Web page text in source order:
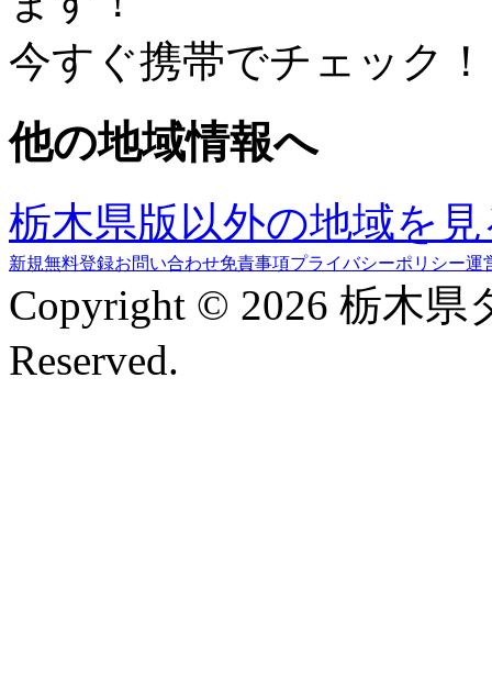
今すぐ携帯でチェック！
他の地域情報へ
栃木県版以外の地域を
新規無料登録お問い合わせ免責事項プライバシーポリシー運
Copyright © 2026 栃木
Reserved.